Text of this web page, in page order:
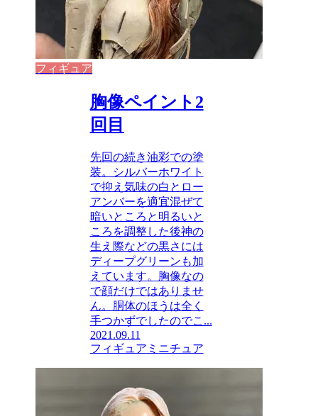
フィギュア
胸像ペイント2
回目
先回の続き油彩での塗
装。シルバーホワイト
で抑え気味の白とロー
アンバーを適宜混ぜて
暗いところと明るいと
ころを調整した後神の
生え際などの黒さには
ディープグリーンも加
えています。胸像なの
で顔だけではありませ
ん。胴体のほうは全く
手つかずでしたのでこ...
2021.09.11
フィギュア ミニチュア